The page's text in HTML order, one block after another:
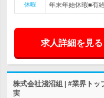
休暇
年末年始休暇■有
求人詳細を見る
株式会社淺沼組 | #業界ト
実